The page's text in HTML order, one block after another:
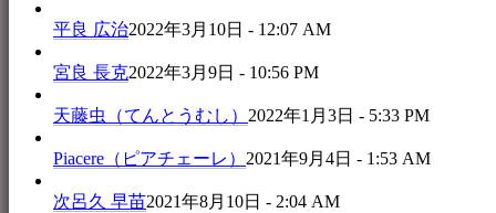
平良 広治2022年3月10日 - 12:07 AM
宮良 長克2022年3月9日 - 10:56 PM
天藤虫（てんとうむし） 2022年1月3日 - 5:33 PM
Piacere（ピアチェーレ） 2021年9月4日 - 1:53 AM
次呂久 早苗2021年8月10日 - 2:04 AM